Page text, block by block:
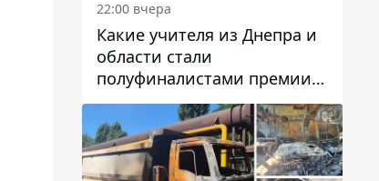
22:00 вчера
Какие учителя из Днепра и
области стали
полуфиналистами премии
Global Teacher Prize Ukraine
2026